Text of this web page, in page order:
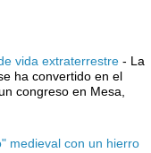
vida extraterrestre - La
ha convertido en el
congreso en Mesa,
medieval con un hierro